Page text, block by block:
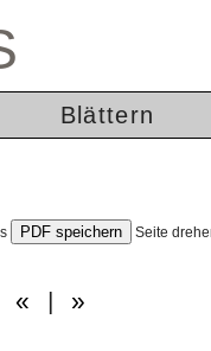
Blättern
Seite
« | »